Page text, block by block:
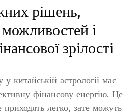
рішень,
і
зрілості
китайській астрології має
фінансову енергію. Це
легко, зате можуть